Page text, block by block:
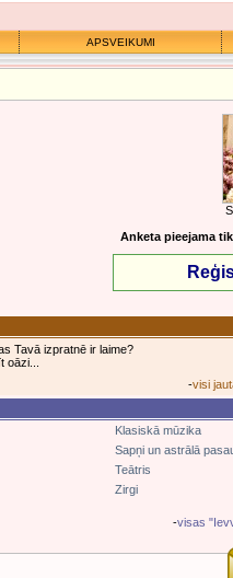
APSVEIKUMI
Anketa pieejama
Tavā izpratnē ir laime?
-visi
Klasiskā mūzika
Sapņi un astrālā
Teātris
Zirgi
-visas